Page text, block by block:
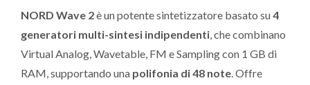
NORD Wave 2è un potente sintetizzatore basato su4
generatori multi-sintesi indipendenti, che combinano
Virtual Analog, Wavetable, FM e Sampling con 1 GB di
RAM, supportando una polifonia di 48 note. Offre